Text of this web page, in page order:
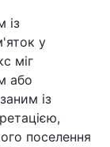
із
у
міг
або
із
поселення